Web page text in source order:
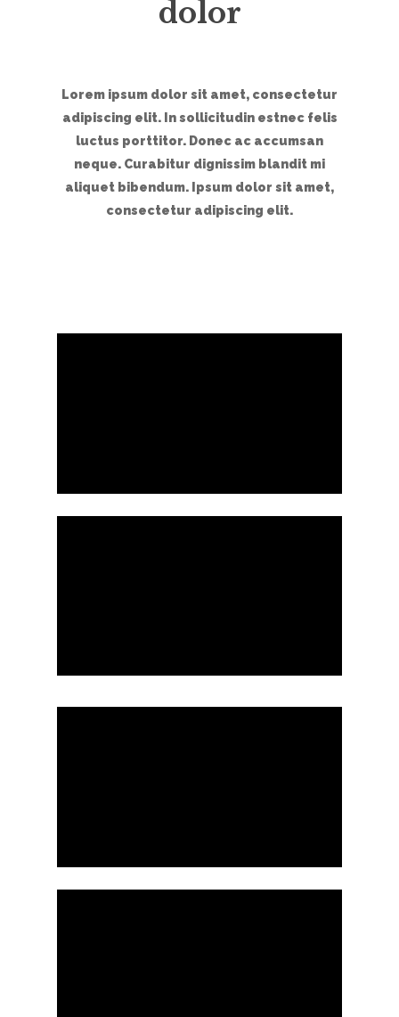
dolor
Lorem ipsum dolor sit amet, consectetur
adipiscing elit. In sollicitudin estnec felis
luctus porttitor. Donec ac accumsan
neque. Curabitur dignissim blandit mi
aliquet bibendum. Ipsum dolor sit amet,
consectetur adipiscing elit.